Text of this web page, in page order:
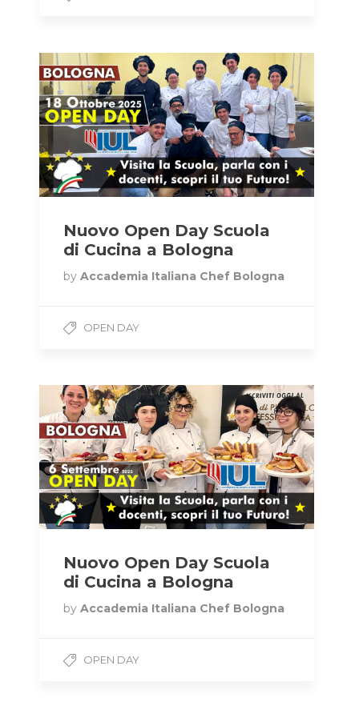
Nuovo Open Day Scuola
di Cucina a Bologna
by Accademia Italiana Chef Bologna
OPEN DAY
Nuovo Open Day Scuola
di Cucina a Bologna
by Accademia Italiana Chef Bologna
OPEN DAY